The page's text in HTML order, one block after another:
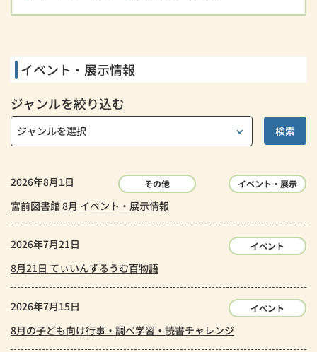
イベント・展示情報
ジャンルを絞り込む
2026年8月1日 その他 イベント・展示
宮前図書館 8月 イベント・展示情報
2026年7月21日 イベント
8月21日 てぃいんずるうむ百物語
2026年7月15日 イベント
8月の子ども向け行事・調べ学習・読書チャレンジ